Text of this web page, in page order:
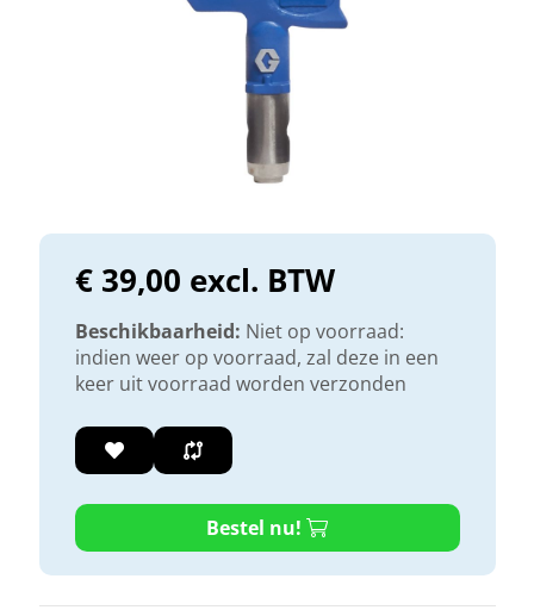
€ 39,00 excl. BTW
Beschikbaarheid: Niet op voorraad:
indien weer op voorraad, zal deze in een
keer uit voorraad worden verzonden
Bestel nu!